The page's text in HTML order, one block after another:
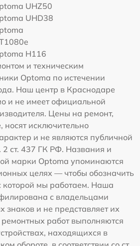
UHZ50
UHD38
H116
и техническим
Optoma по истечении
Наш центр в Краснодаре
и не имеет официальной
Цены на ремонт,
носят исключительно
и не являются публичной
2 ст. 437 ГК РФ. Названия и
марки Optoma упоминаются
целях — чтобы обозначить
которой мы работаем. Наша
с владельцами
знаков и не представляет их
работ выполняются
находящихся в